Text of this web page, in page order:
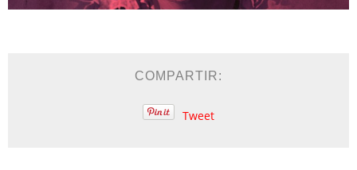
COMPARTIR:
Tweet